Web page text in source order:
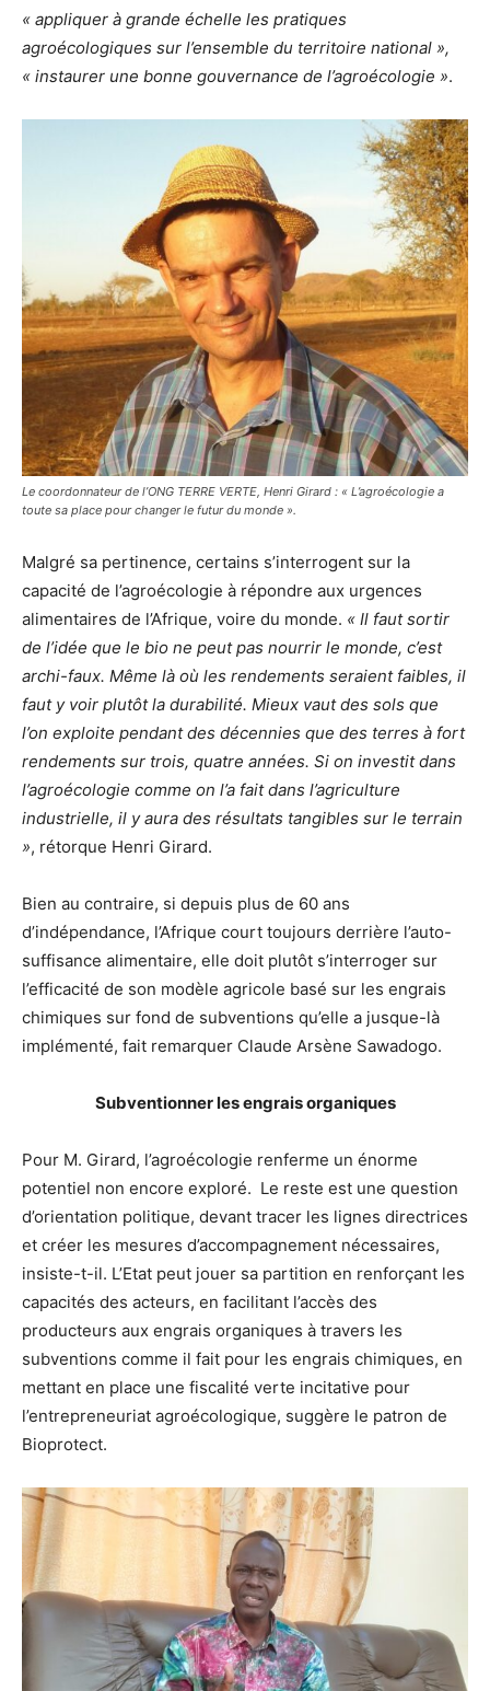
« appliquer à grande échelle les pratiques
agroécologiques sur l’ensemble du territoire national »,
« instaurer une bonne gouvernance de l’agroécologie ».
Le coordonnateur de l’ONG TERRE VERTE, Henri Girard : « L’agroécologie a
toute sa place pour changer le futur du monde ».
Malgré sa pertinence, certains s’interrogent sur la
capacité de l’agroécologie à répondre aux urgences
alimentaires de l’Afrique, voire du monde. « Il faut sortir
de l’idée que le bio ne peut pas nourrir le monde, c’est
archi-faux. Même là où les rendements seraient faibles, il
faut y voir plutôt la durabilité. Mieux vaut des sols que
l’on exploite pendant des décennies que des terres à fort
rendements sur trois, quatre années. Si on investit dans
l’agroécologie comme on l’a fait dans l’agriculture
industrielle, il y aura des résultats tangibles sur le terrain
», rétorque Henri Girard.
Bien au contraire, si depuis plus de 60 ans
d’indépendance, l’Afrique court toujours derrière l’auto-
suffisance alimentaire, elle doit plutôt s’interroger sur
l’efficacité de son modèle agricole basé sur les engrais
chimiques sur fond de subventions qu’elle a jusque-là
implémenté, fait remarquer Claude Arsène Sawadogo.
Subventionner les engrais organiques
Pour M. Girard, l’agroécologie renferme un énorme
potentiel non encore exploré. Le reste est une question
d’orientation politique, devant tracer les lignes directrices
et créer les mesures d’accompagnement nécessaires,
insiste-t-il. L’Etat peut jouer sa partition en renforçant les
capacités des acteurs, en facilitant l’accès des
producteurs aux engrais organiques à travers les
subventions comme il fait pour les engrais chimiques, en
mettant en place une fiscalité verte incitative pour
l’entrepreneuriat agroécologique, suggère le patron de
Bioprotect.